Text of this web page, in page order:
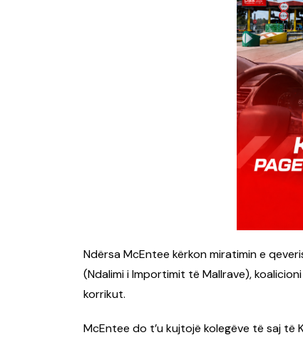
Ndërsa McEntee kërkon miratimin e
(Ndalimi i Importimit të Mallrave),
korrikut.
McEntee do t’u kujtojë kolegëve të saj